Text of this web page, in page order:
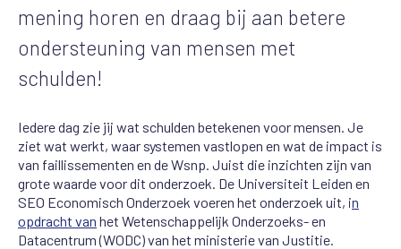
mening horen en draag bij aan betere
ondersteuning van mensen met
schulden!
Iedere dag zie jij wat schulden betekenen voor mensen. Je
ziet wat werkt, waar systemen vastlopen en wat de impact is
van faillissementen en de Wsnp. Juist die inzichten zijn van
grote waarde voor dit onderzoek. De Universiteit Leiden en
SEO Economisch Onderzoek voeren het onderzoek uit, in
opdracht van het Wetenschappelijk Onderzoeks- en
Datacentrum (WODC) van het ministerie van Justitie.